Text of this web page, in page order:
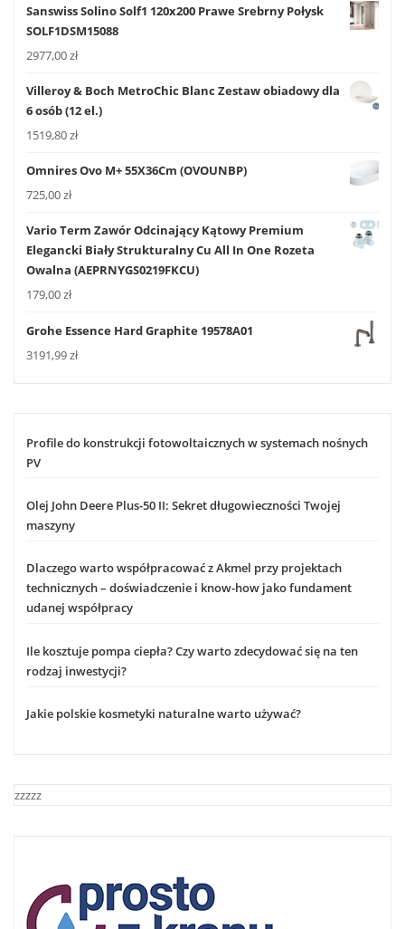
Sanswiss Solino Solf1 120x200 Prawe Srebrny Połysk
SOLF1DSM15088
2977,00zł
Villeroy & Boch MetroChic Blanc Zestaw obiadowy dla
6 osób (12 el.)
1519,80zł
Omnires Ovo M+ 55X36Cm (OVOUNBP)
725,00zł
Vario Term Zawór Odcinający Kątowy Premium
Elegancki Biały Strukturalny Cu All In One Rozeta
Owalna (AEPRNYGS0219FKCU)
179,00zł
Grohe Essence Hard Graphite 19578A01
3191,99zł
Profile do konstrukcji fotowoltaicznych w systemach nośnych
PV
Olej John Deere Plus-50 II: Sekret długowieczności Twojej
maszyny
Dlaczego warto współpracować z Akmel przy projektach
technicznych – doświadczenie i know-how jako fundament
udanej współpracy
Ile kosztuje pompa ciepła? Czy warto zdecydować się na ten
rodzaj inwestycji?
Jakie polskie kosmetyki naturalne warto używać?
zzzzz